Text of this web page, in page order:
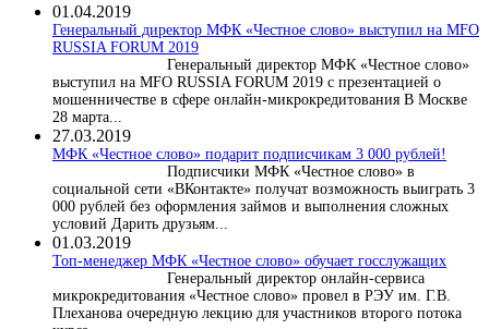
01.04.2019
Генеральный директор МФК «Честное слово» выступил на MFO
RUSSIA FORUM 2019
Генеральный директор МФК «Честное слово»
выступил на MFO RUSSIA FORUM 2019 с презентацией о
мошенничестве в сфере онлайн-микрокредитования В Москве
28 марта...
27.03.2019
МФК «Честное слово» подарит подписчикам 3 000 рублей!
Подписчики МФК «Честное слово» в
социальной сети «ВКонтакте» получат возможность выиграть 3
000 рублей без оформления займов и выполнения сложных
условий Дарить друзьям...
01.03.2019
Топ-менеджер МФК «Честное слово» обучает госслужащих
Генеральный директор онлайн-сервиса
микрокредитования «Честное слово» провел в РЭУ им. Г.В.
Плеханова очередную лекцию для участников второго потока